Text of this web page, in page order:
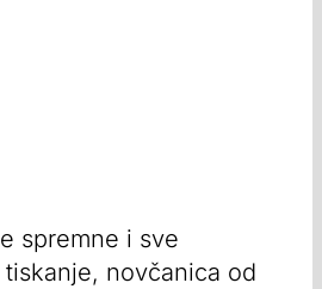
spremne i sve
novčanica od